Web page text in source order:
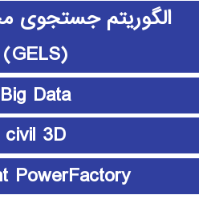
الگوریتم جستجوی
(GELS)
Big Data
civil 3D
PowerFactory